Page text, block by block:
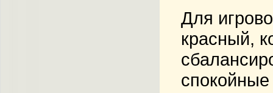
Для
красный,
спокойные